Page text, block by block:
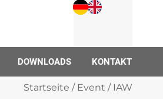
DOWNLOADS KONTAKT
Startseite / Event / IAW